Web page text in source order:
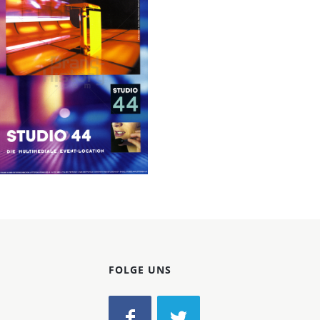
Konzerne
Epoche
STUDIO 44
Österreichische
Lotterien GmbH
2000
Bild-ID: 31612
FOLGE UNS